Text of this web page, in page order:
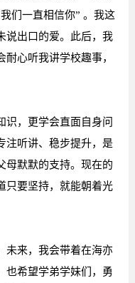
们一直相信你” 。我这
说出口的爱。此后，我
心听我讲学校趣事，
识，更学会直面自身问
注听讲、稳步提升，是
母默默的支持。现在的
只要坚持，就能朝着光
未来，我会带着在海亦
也希望学弟学妹们，勇